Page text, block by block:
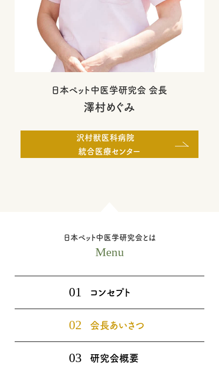
日本ペット中医学研究会 会長
澤村めぐみ
沢村獣医科病院
統合医療センター
日本ペット中医学研究会とは
Menu
01 コンセプト
02 会長あいさつ
03 研究会概要